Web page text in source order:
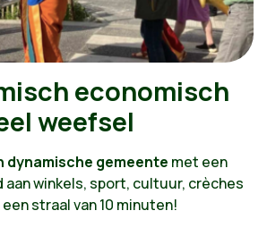
economisch
weefsel
dynamische gemeente met een
winkels, sport, cultuur, crèches
straal van 10 minuten!